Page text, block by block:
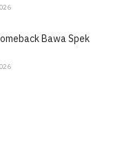
Bawa Spek